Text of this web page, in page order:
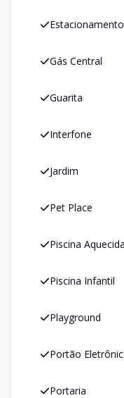
Gás Central
Guarita
Interfone
Jardim
Pet Place
Piscina Aquecida
Piscina Infantil
Playground
Portão
Portaria